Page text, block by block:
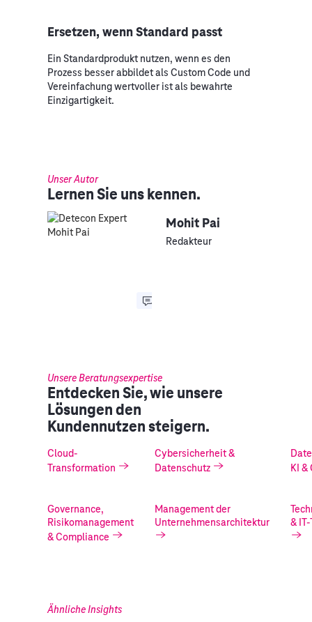
Ersetzen, wenn Standard passt
Ein Standardprodukt nutzen, wenn es den
Prozess besser abbildet als Custom Code und
Vereinfachung wertvoller ist als bewahrte
Einzigartigkeit.
Unser Autor
Lernen Sie uns kennen.
Mohit Pai
Redakteur
Unsere Beratungsexpertise
Entdecken Sie, wie unsere
Lösungen den
Kundennutzen steigern.
Cloud-
Transformation
Cybersicherheit &
Datenschutz
KI &
Governance,
Risikomanagement
& Compliance
Management der
Unternehmensarchitektur
&
Ähnliche Insights